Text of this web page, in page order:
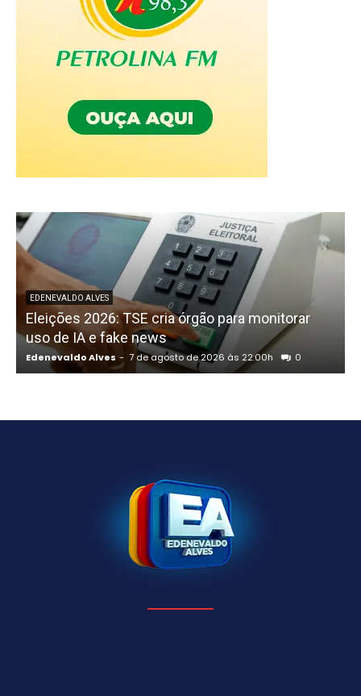
EDENEVALDO ALVES
Eleições 2026: TSE cria órgão para monitorar
uso de IA e fake news
Edenevaldo Alves - 7 de agosto de 2026 às 22:00h 0